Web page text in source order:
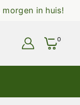
in huis!
0